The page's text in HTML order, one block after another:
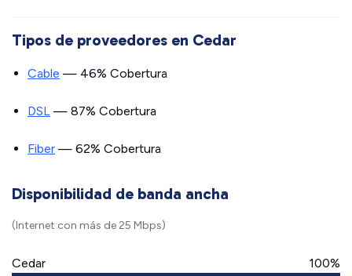
Tipos de proveedores en Cedar
Cable — 46% Cobertura
DSL — 87% Cobertura
Fiber — 62% Cobertura
Disponibilidad de banda ancha
(Internet con más de 25 Mbps)
Cedar 100%